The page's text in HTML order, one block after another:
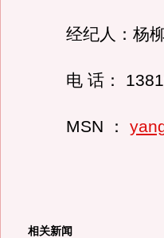
经纪人：杨
电 话：
MSN ：
相关新闻